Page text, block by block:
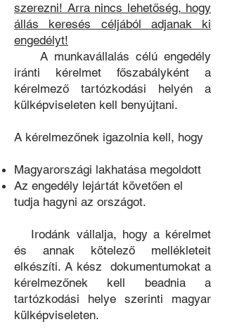
szerezni! Arra nincs lehetőség, hogy
állás keresés céljából adjanak ki
engedélyt!
A munkavállalás célú engedély
iránti kérelmet főszabályként a
kérelmező tartózkodási helyén a
külképviseleten kell benyújtani.
A kérelmezőnek igazolnia kell, hogy
Magyarországi lakhatása megoldott
Az engedély lejártát követően el
tudja hagyni az országot.
Irodánk vállalja, hogy a kérelmet
és annak kötelező mellékleteit
elkészíti. A kész dokumentumokat a
kérelmezőnek kell beadnia a
tartózkodási helye szerinti magyar
külképviseleten.